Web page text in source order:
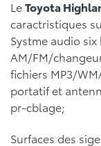
LeToyota
caractristiques
Systme audio
AM/FM/
fichiers MP3/
portatif et
pr-cblage;
Surfaces des